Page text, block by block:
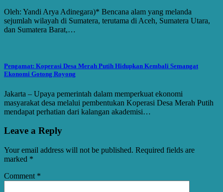
Oleh: Yandi Arya Adinegara)* Bencana alam yang melanda
sejumlah wilayah di Sumatera, terutama di Aceh, Sumatera Utara,
dan Sumatera Barat,…
Pengamat: Koperasi Desa Merah Putih Hidupkan Kembali Semangat
Ekonomi Gotong Royong
Jakarta – Upaya pemerintah dalam memperkuat ekonomi
masyarakat desa melalui pembentukan Koperasi Desa Merah Putih
mendapat perhatian dari kalangan akademisi…
Leave a Reply
Your email address will not be published. Required fields are
marked *
Comment *